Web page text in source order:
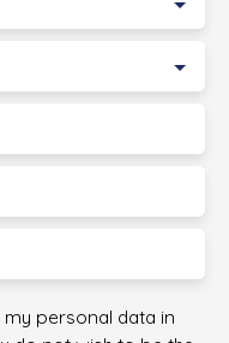
personal data in